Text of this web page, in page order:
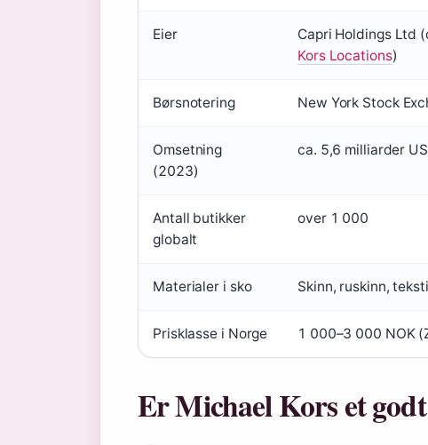
Eier Capri Holdings Ltd
Kors Locations)
Børsnotering New York Stock
Omsetning
(2023)
ca. 5,6 milliarder
Antall butikker
globalt
over 1 000
Materialer i sko Skinn, ruskinn,
Prisklasse i Norge 1 000–3 000 NOK
Er Michael Kors et